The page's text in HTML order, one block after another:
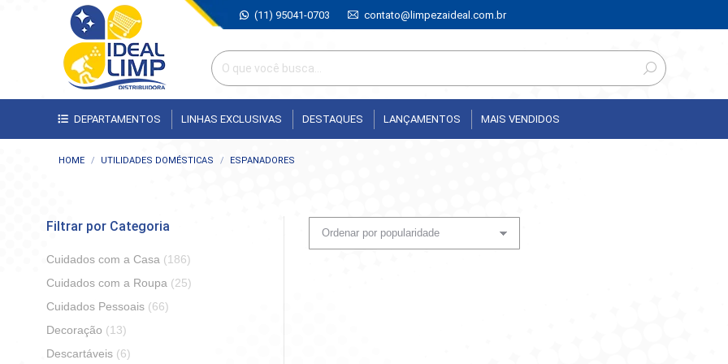
(11) 95041-0703 contato@limpezaideal.com.br
DEPARTAMENTOS LINHAS EXCLUSIVAS DESTAQUES LANÇAMENTOS MAIS VENDIDOS
Você está aqui:
HOME UTILIDADES DOMÉSTICAS ESPANADORES
Filtrar por Categoria
Cuidados com a Casa (186)
Cuidados com a Roupa (25)
Cuidados Pessoais (66)
Decoração (13)
Descartáveis (6)